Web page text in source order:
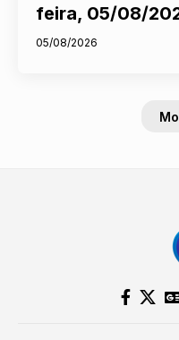
feira, 05/08/
05/08/2026